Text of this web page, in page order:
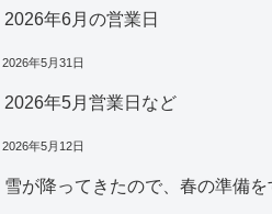
2026年6月の営業日
2026年5月31日
2026年5月営業日など
2026年5月12日
雪が降ってきたので、春の準備を